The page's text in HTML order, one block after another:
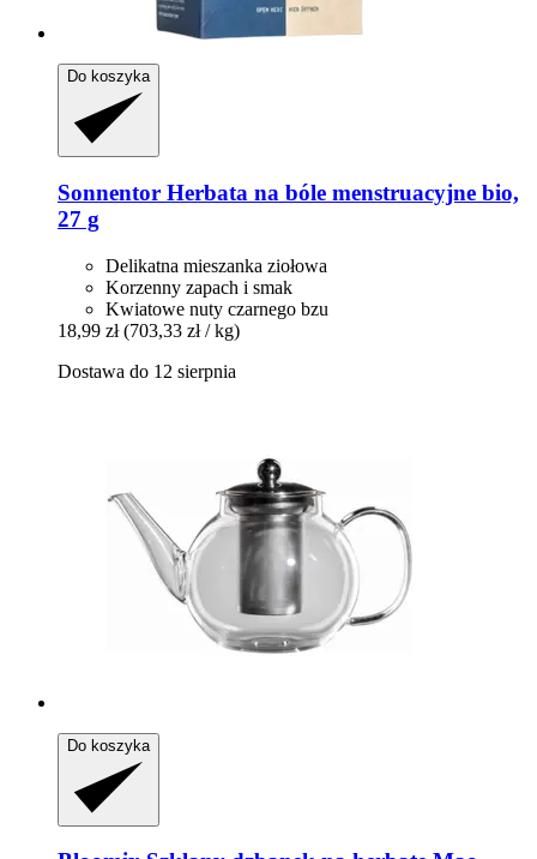
Do koszyka
Sonnentor Herbata na bóle menstruacyjne bio,
27 g
Delikatna mieszanka ziołowa
Korzenny zapach i smak
Kwiatowe nuty czarnego bzu
18,99 zł (703,33 zł / kg)
Dostawa do 12 sierpnia
Do koszyka